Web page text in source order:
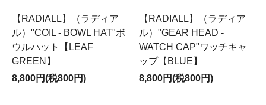
【RADIALL】（ラディア
ル）"COIL - BOWL HAT"ボ
ウルハット【LEAF
GREEN】
8,800円(税800円)
【RADIALL】（ラディア
ル）"GEAR HEAD -
WATCH CAP"ワッチキャ
ップ【BLUE】
8,800円(税800円)